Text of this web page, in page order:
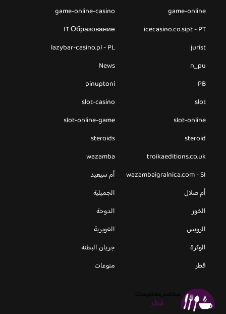
game-online
game-online-casino
icecasino.co.sipt - PT
IT Образование
jurist
lazybar-casino.pl - PL
n_pu
News
PB
pinuptoni
slot
slot-casino
slot-online
slot-online-game
steroid
steroids
troikaeditions.co.uk
wazamba
wazambaigralnica.com - SI
أم سيعيد
أم صلال
الجميلية
الخور
الدوحة
الرويس
الغويرية
الوكرة
جريان البطنة
قطر
منوعات